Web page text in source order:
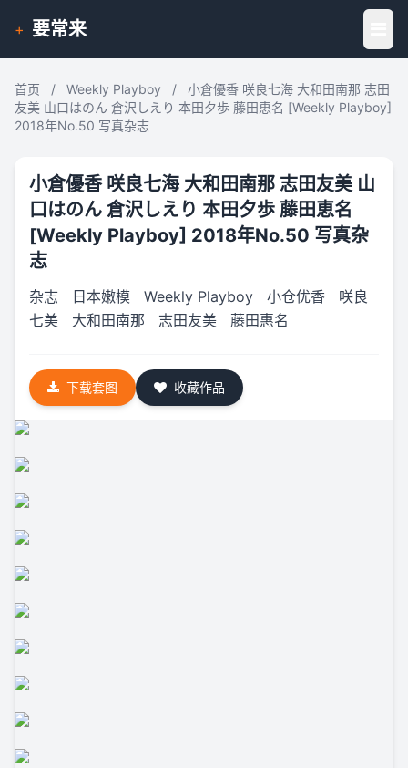
+ 要常来
首页 / Weekly Playboy /
小倉優香 咲良七海 大和田南那 志田
友美 山口はのん 倉沢しえり 本田夕歩 藤田恵名 [Weekly Playboy]
2018年No.50 写真杂志
小倉優香 咲良七海 大和田南那 志田友美 山
口はのん 倉沢しえり 本田夕歩 藤田恵名
[Weekly Playboy] 2018年No.50 写真杂
志
杂志 日本嫩模 Weekly Playboy 小仓优香
咲良
七美
大和田南那 志田友美 藤田惠名
下载套图 收藏作品